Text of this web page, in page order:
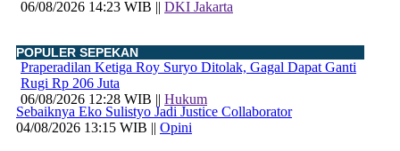
06/08/2026 14:23 WIB || DKI Jakarta
Praperadilan Ketiga Roy Suryo Ditolak, Gagal Dapat Ganti
Rugi Rp 206 Juta
06/08/2026 12:28 WIB || Hukum
POPULER SEPEKAN
Sebaiknya Eko Sulistyo Jadi Justice Collaborator
04/08/2026 13:15 WIB || Opini